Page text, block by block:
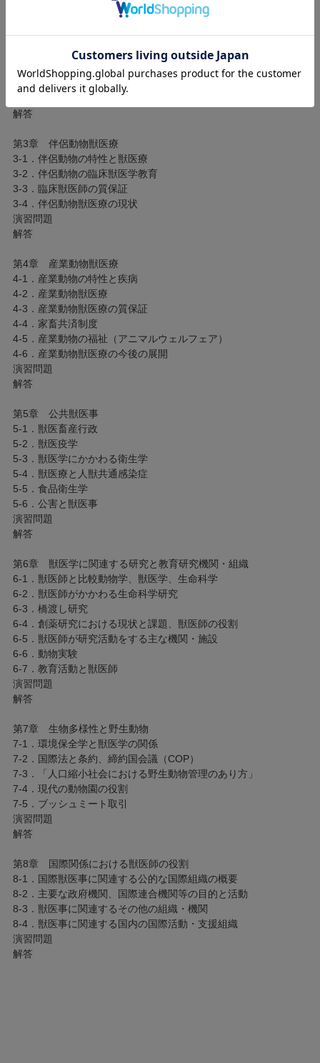
2-1．人と動物の関係の歴史と動物の家畜化
2-2．獣医療の発祥と近代獣医療の発展
2-3．日本と世界の獣医学の歴史と変遷、展望
2-4．獣医活動の国際化と国際獣医事の展開・展望
解答
第3章 伴侶動物獣医療
3-1．伴侶動物の特性と獣医療
3-2．伴侶動物の臨床獣医学教育
3-3．臨床獣医師の質保証
3-4．伴侶動物獣医療の現状
演習問題
解答
第4章 産業動物獣医療
4-1．産業動物の特性と疾病
4-2．産業動物獣医療
4-3．産業動物獣医療の質保証
4-4．家畜共済制度
4-5．産業動物の福祉（アニマルウェルフェア）
4-6．産業動物獣医療の今後の展開
演習問題
解答
第5章 公共獣医事
5-1．獣医畜産行政
5-2．獣医疫学
5-3．獣医学にかかわる衛生学
5-4．獣医療と人獣共通感染症
5-5．食品衛生学
5-6．公害と獣医事
演習問題
解答
第6章 獣医学に関連する研究と教育研究機関・組織
6-1．獣医師と比較動物学、獣医学、生命科学
6-2．獣医師がかかわる生命科学研究
6-3．橋渡し研究
6-4．創薬研究における現状と課題、獣医師の役割
6-5．獣医師が研究活動をする主な機関・施設
6-6．動物実験
6-7．教育活動と獣医師
演習問題
解答
第7章 生物多様性と野生動物
7-1．環境保全学と獣医学の関係
7-2．国際法と条約、締約国会議（COP）
7-3．「人口縮小社会における野生動物管理のあり方」
7-4．現代の動物園の役割
7-5．ブッシュミート取引
演習問題
解答
第8章 国際関係における獣医師の役割
8-1．国際獣医事に関連する公的な国際組織の概要
8-2．主要な政府機関、国際連合機関等の目的と活動
8-3．獣医事に関連するその他の組織・機関
8-4．獣医事に関連する国内の国際活動・支援組織
演習問題
解答